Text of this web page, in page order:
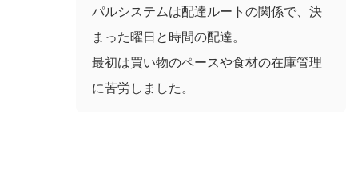
パルシステムは配達ルートの関係で、決
まった曜日と時間の配達。
最初は買い物のペースや食材の在庫管理
に苦労しました。